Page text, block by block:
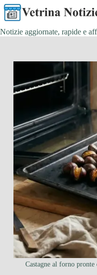
Salta
al
contenuto
Notizie aggiornate, rapide e
Castagne al forno pronte